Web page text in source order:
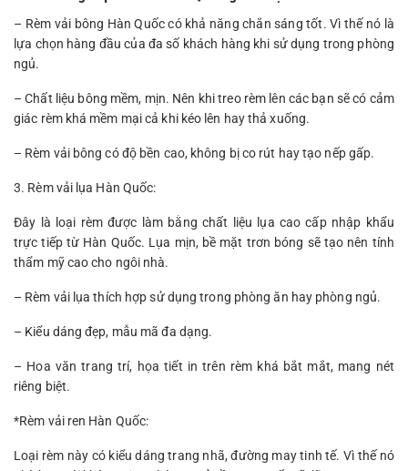
– Rèm vải bông Hàn Quốc có khả năng chắn sáng tốt. Vì thế nó là
lựa chọn hàng đầu của đa số khách hàng khi sử dụng trong phòng
ngủ.
– Chất liệu bông mềm, mịn. Nên khi treo rèm lên các bạn sẽ có cảm
giác rèm khá mềm mại cả khi kéo lên hay thả xuống.
– Rèm vải bông có độ bền cao, không bị co rút hay tạo nếp gấp.
3. Rèm vải lụa Hàn Quốc:
Đây là loại rèm được làm bằng chất liệu lụa cao cấp nhập khẩu
trực tiếp từ Hàn Quốc. Lụa mịn, bề mặt trơn bóng sẽ tạo nên tính
thẩm mỹ cao cho ngôi nhà.
– Rèm vải lụa thích hợp sử dụng trong phòng ăn hay phòng ngủ.
– Kiểu dáng đẹp, mẫu mã đa dạng.
– Hoa văn trang trí, họa tiết in trên rèm khá bắt mắt, mang nét
riêng biệt.
*Rèm vải ren Hàn Quốc:
Loại rèm này có kiểu dáng trang nhã, đường may tinh tế. Vì thế nó